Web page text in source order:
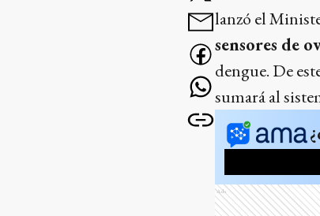
lanzó el
sensores de
dengue. De
sumará al
Ads